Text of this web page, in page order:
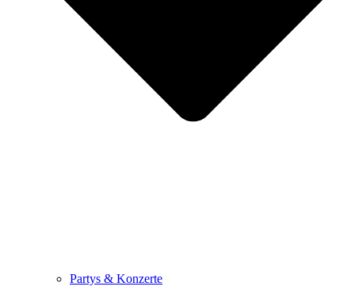
Partys & Konzerte